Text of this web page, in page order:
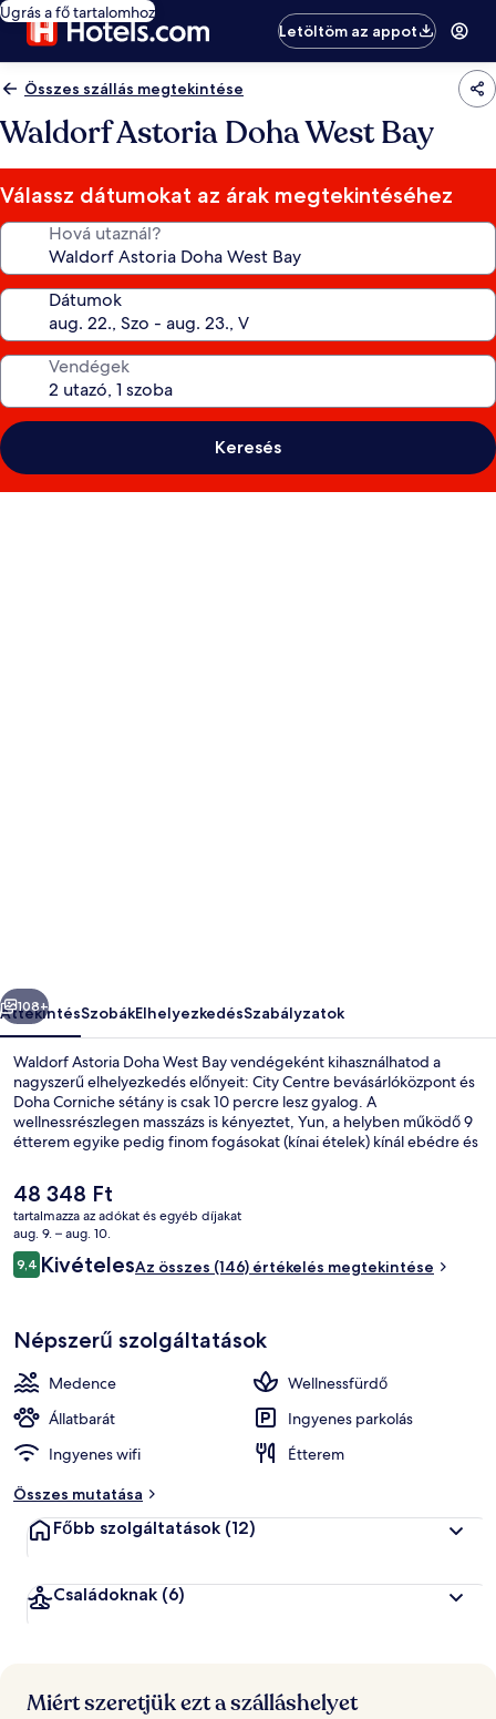
Ugrás a fő tartalomhoz
Letöltöm az appot
Összes szállás megtekintése
Waldorf Astoria Doha West Bay
Válassz dátumokat az árak megtekintéséhez
Hová utaznál?
Dátumok
Vendégek
Keresés
Következő
108+
ÁttekintésSzobákElhelyezkedésSzabályzatok
Waldorf Astoria Doha West Bay vendégeként kihasználhatod a
nagyszerű elhelyezkedés előnyeit: City Centre bevásárlóközpont és
Doha Corniche sétány is csak 10 percre lesz gyalog. A
wellnessrészlegen masszázs is kényeztet, Yun, a helyben működő 9
étterem egyike pedig finom fogásokat (kínai ételek) kínál ebédre és
medence, bár/társalgó, fitneszlétesítmény. A tömegközlekedés jól
megközelíthető: DECC állomás csak 13 perc gyalog.
A
jelenlegi
ár
48 348 Ft
48 348 Ft
tartalmazza az adókat és egyéb díjakat
aug. 9. – aug. 10.
Értékelések
9,49,4 ennyiből: 10
KivételesAz összes (146) értékelés megtekintése
Népszerű szolgáltatások
Medence
Wellnessfürdő
Állatbarát
Ingyenes parkolás
Ingyenes wifi
Étterem
Összes mutatása
Főbb szolgáltatások (12)
Családoknak (6)
Miért szeretjük ezt a szálláshelyet